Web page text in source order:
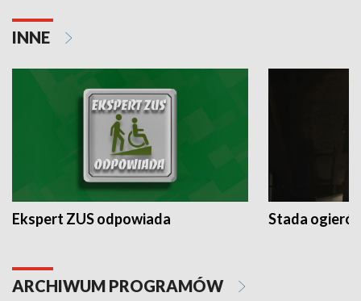
INNE
Ekspert ZUS odpowiada Stada
ARCHIWUM PROGRAMÓW